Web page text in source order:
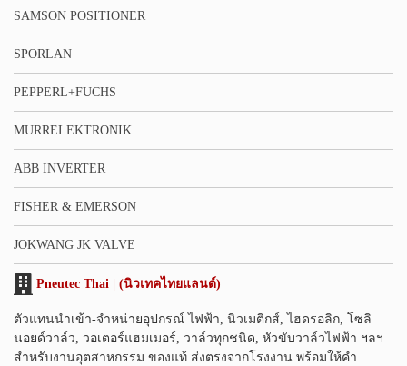
SAMSON POSITIONER
SPORLAN
PEPPERL+FUCHS
MURRELEKTRONIK
ABB INVERTER
FISHER & EMERSON
JOKWANG JK VALVE
Pneutec Thai | (นิวเทคไทยแลนด์)
ตัวแทนนำเข้า-จำหน่ายอุปกรณ์ ไฟฟ้า, นิวเมติกส์, ไฮดรอลิก, โซลิ
นอยด์วาล์ว, วอเตอร์แฮมเมอร์, วาล์วทุกชนิด, หัวขับวาล์วไฟฟ้า ฯลฯ
สำหรับงานอุตสาหกรรม ของแท้ ส่งตรงจากโรงงาน พร้อมให้คำ